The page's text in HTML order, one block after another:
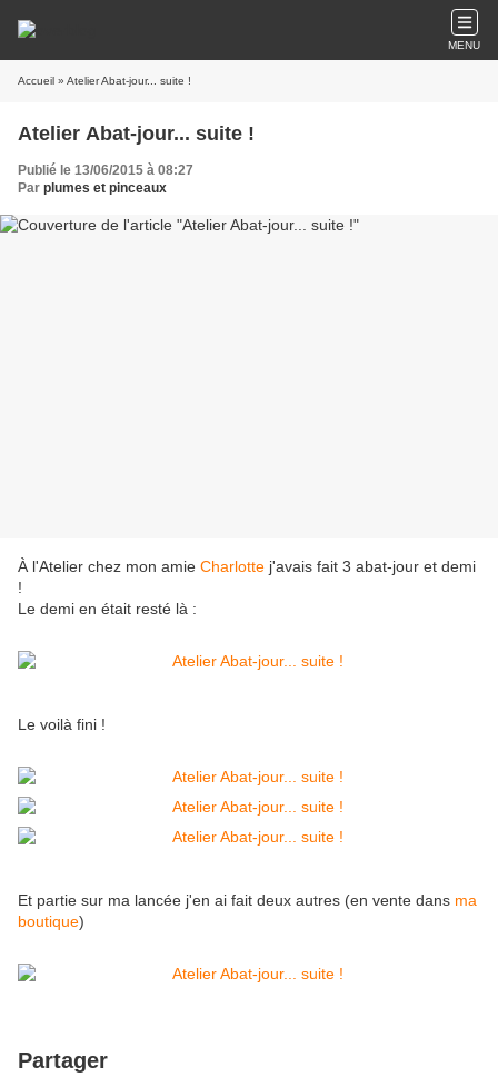
MENU
Accueil » Atelier Abat-jour... suite !
Atelier Abat-jour... suite !
Publié le 13/06/2015 à 08:27
Par plumes et pinceaux
À l'Atelier chez mon amie Charlotte j'avais fait 3 abat-jour et demi
!
Le demi en était resté là :
Le voilà fini !
Et partie sur ma lancée j'en ai fait deux autres (en vente dans ma
boutique)
Partager